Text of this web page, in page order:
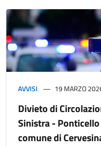
AVVISI 19 MARZO
Divieto di
Sinistra -
comune di